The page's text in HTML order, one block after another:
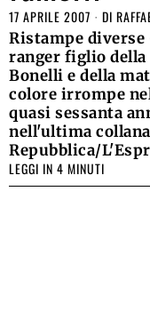
17 APRILE 2007 DI
Ristampe
ranger figlio
Bonelli e della
colore irrompe
quasi sessanta
nell'ultima
Repubblica/
LEGGI IN 4 MINUTI